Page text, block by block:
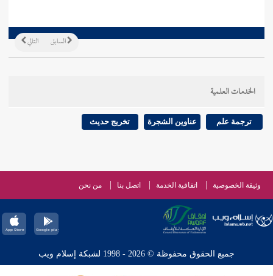
التالي السابق
الخدمات العلمية
ترجمة علم عناوين الشجرة تخريج حديث
وثيقة الخصوصية اتفاقية الخدمة اتصل بنا من نحن
جميع الحقوق محفوظة © 2026 - 1998 لشبكة إسلام ويب